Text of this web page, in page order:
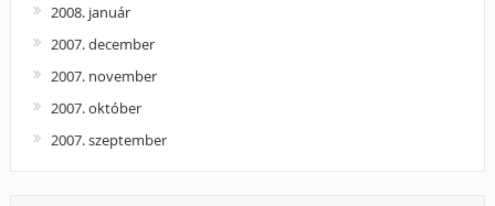
2008. január
2007. december
2007. november
2007. október
2007. szeptember